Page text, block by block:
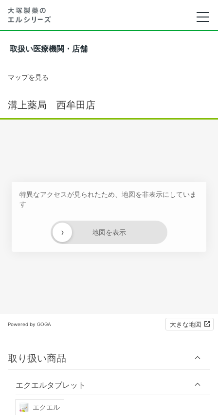
取扱い医療機関・店舗
マップを見る
溝上薬局 西牟田店
特異なアクセスが見られたため、地図を非表示にしていま
す
地図を表示
›
Powered by GOGA 大きな地図
取り扱い商品
エクエルタブレット
エクエル